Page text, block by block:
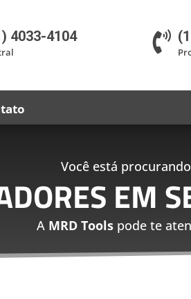
4033-4104 
Você está procurando
EM
A MRD Tools pode te